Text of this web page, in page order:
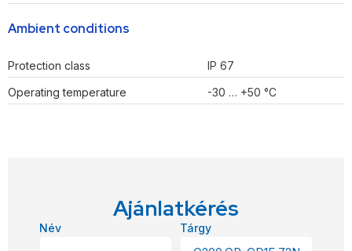
Ambient conditions
Protection class
IP 67
Operating temperature
-30 … +50 °C
Ajánlatkérés
Név Tárgy